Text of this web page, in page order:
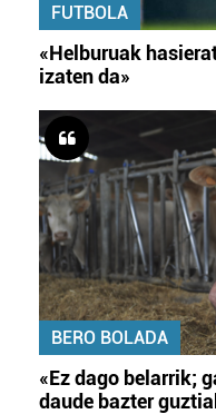
FUTBOLA
«Helburuak
izaten da»
BERO BOLADA
«Ez dago belarrik;
daude bazter